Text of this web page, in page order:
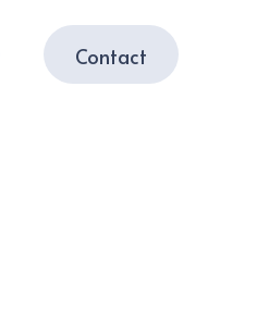
Contact